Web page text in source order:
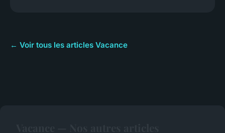
← Voir tous les articles Vacance